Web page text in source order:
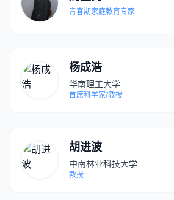
青春期家庭教育专家
杨成浩
华南理工大学
首席科学家/教授
胡进波
中南林业科技大学
教授